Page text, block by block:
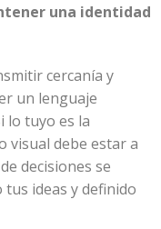
una identidad
cercanía y
un lenguaje
lo tuyo es la
visual debe estar a
decisiones se
ideas y definido